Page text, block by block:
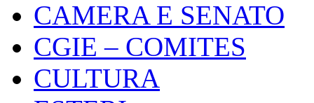
CAMERA E SENATO
CGIE – COMITES
CULTURA